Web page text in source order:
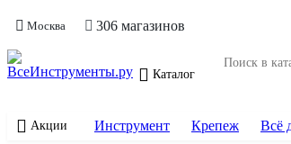
Москва 306 магазинов
Каталог
Акции Инструмент Крепеж Всё